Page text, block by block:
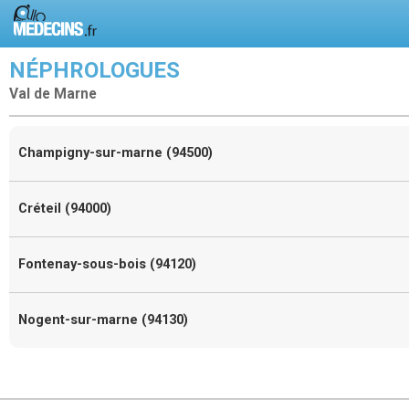
NÉPHROLOGUES
Val de Marne
Champigny-sur-marne (94500)
Créteil (94000)
Fontenay-sous-bois (94120)
Nogent-sur-marne (94130)